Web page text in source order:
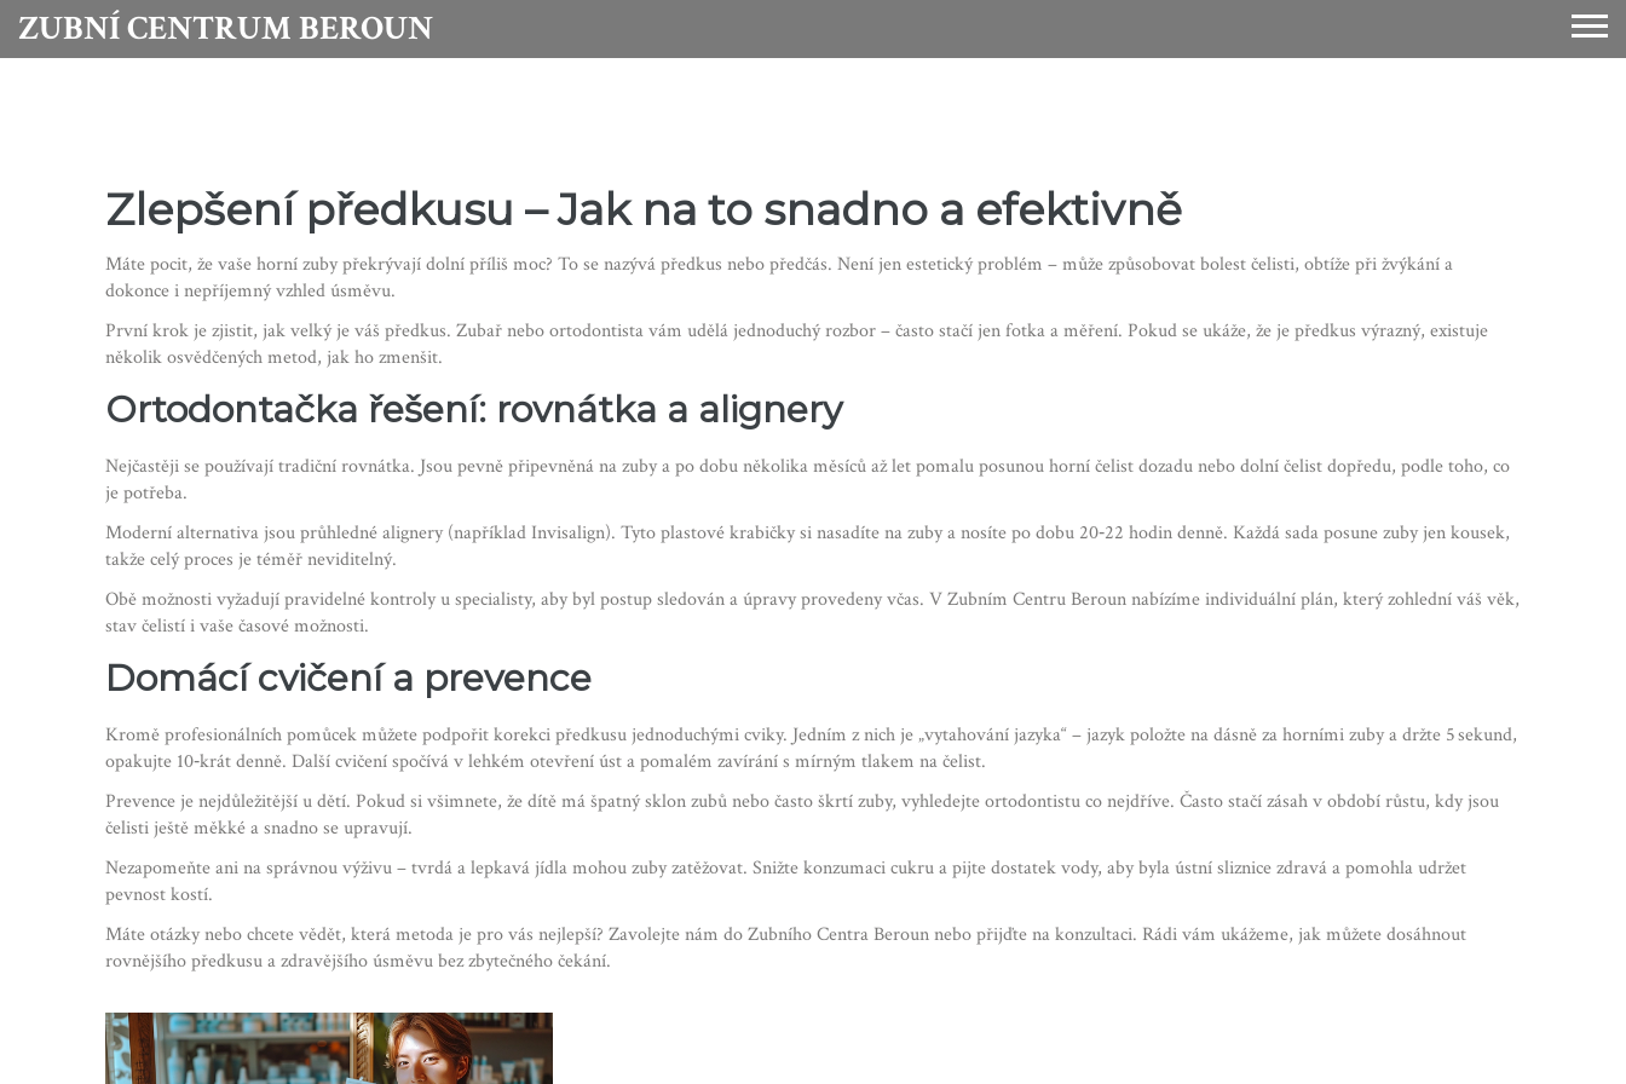
ZUBNÍ CENTRUM BEROUN
Zlepšení předkusu – Jak na to snadno a efektivně
Máte pocit, že vaše horní zuby překrývají dolní příliš moc? To se nazývá předkus nebo předčás. Není jen estetický problém – může způsobovat bolest čelisti, obtíže při žvýkání a
dokonce i nepříjemný vzhled úsměvu.
První krok je zjistit, jak velký je váš předkus. Zubař nebo ortodontista vám udělá jednoduchý rozbor – často stačí jen fotka a měření. Pokud se ukáže, že je předkus výrazný, existuje
několik osvědčených metod, jak ho zmenšit.
Ortodontačka řešení: rovnátka a alignery
Nejčastěji se používají tradiční rovnátka. Jsou pevně připevněná na zuby a po dobu několika měsíců až let pomalu posunou horní čelist dozadu nebo dolní čelist dopředu, podle toho, co
je potřeba.
Moderní alternativa jsou průhledné alignery (například Invisalign). Tyto plastové krabičky si nasadíte na zuby a nosíte po dobu 20‑22 hodin denně. Každá sada posune zuby jen kousek,
takže celý proces je téměř neviditelný.
Obě možnosti vyžadují pravidelné kontroly u specialisty, aby byl postup sledován a úpravy provedeny včas. V Zubním Centru Beroun nabízíme individuální plán, který zohlední váš věk,
stav čelistí i vaše časové možnosti.
Domácí cvičení a prevence
Kromě profesionálních pomůcek můžete podpořit korekci předkusu jednoduchými cviky. Jedním z nich je „vytahování jazyka“ – jazyk položte na dásně za horními zuby a držte 5 sekund,
opakujte 10‑krát denně. Další cvičení spočívá v lehkém otevření úst a pomalém zavírání s mírným tlakem na čelist.
Prevence je nejdůležitější u dětí. Pokud si všimnete, že dítě má špatný sklon zubů nebo často škrtí zuby, vyhledejte ortodontistu co nejdříve. Často stačí zásah v období růstu, kdy jsou
čelisti ještě měkké a snadno se upravují.
Nezapomeňte ani na správnou výživu – tvrdá a lepkavá jídla mohou zuby zatěžovat. Snižte konzumaci cukru a pijte dostatek vody, aby byla ústní sliznice zdravá a pomohla udržet
pevnost kostí.
Máte otázky nebo chcete vědět, která metoda je pro vás nejlepší? Zavolejte nám do Zubního Centra Beroun nebo přijďte na konzultaci. Rádi vám ukážeme, jak můžete dosáhnout
rovnějšího předkusu a zdravějšího úsměvu bez zbytečného čekání.